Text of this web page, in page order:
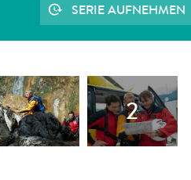
SERIE AUFNEHMEN